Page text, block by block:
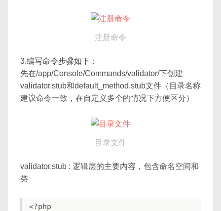
注册命令
3.编写命令步骤如下：
先在/app/Console/Commands/validator/下创建
validator.stub和default_method.stub文件（目录名称
建议命令一致，在自定义多个的情况下方便区分）
目录文件
validator.stub : 逻辑层的主要内容，包含命名空间和
类
<?php